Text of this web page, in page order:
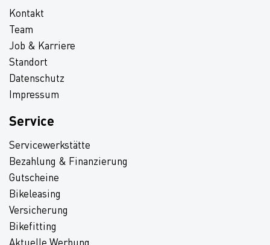
Kontakt
Team
Job & Karriere
Standort
Datenschutz
Impressum
Service
Servicewerkstätte
Bezahlung & Finanzierung
Gutscheine
Bikeleasing
Versicherung
Bikefitting